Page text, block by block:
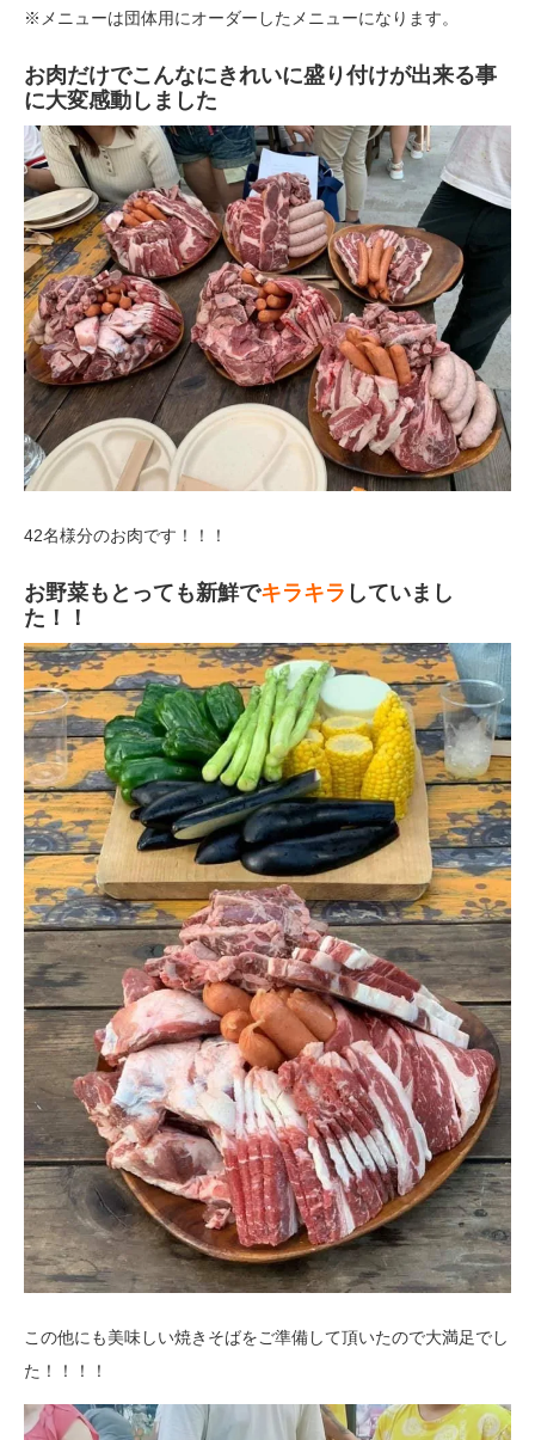
※メニューは団体用にオーダーしたメニューになります。
お肉だけでこんなにきれいに盛り付けが出来る事
に大変感動しました
42名様分のお肉です！！！
お野菜もとっても新鮮でキラキラ していまし
た！！
この他にも美味しい焼きそばをご準備して頂いたので大満足でし
た！！！！